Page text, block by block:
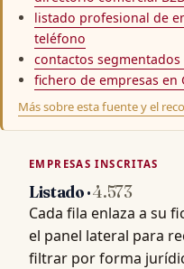
listado profesional de
teléfono
contactos
fichero de empresas en
Más sobre esta fuente y el
EMPRESAS INSCRITAS
Listado ·4.573
Cada fila enlaza a su
el panel lateral para
filtrar por forma